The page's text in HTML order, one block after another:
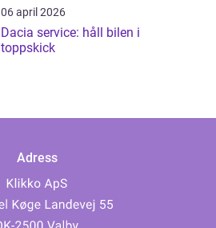
06 april 2026
Dacia service: håll bilen i
toppskick
Adress